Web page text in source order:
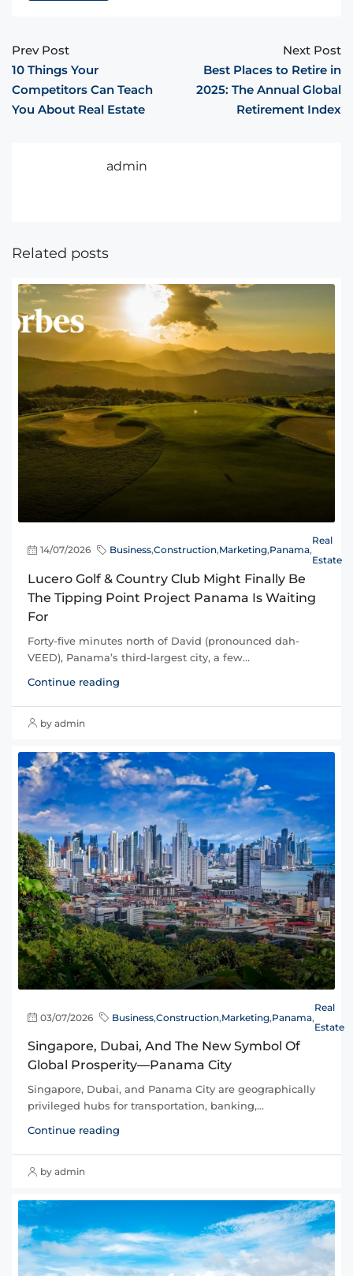
Prev Post
10 Things Your
Competitors Can Teach
You About Real Estate
Next Post
Best Places to Retire in
2025: The Annual Global
Retirement Index
admin
Related posts
14/07/2026 Business,Construction,Marketing,Panama,
Real
Estate
Lucero Golf & Country Club Might Finally Be
The Tipping Point Project Panama Is Waiting
For
Forty-five minutes north of David (pronounced dah-
VEED), Panama’s third-largest city, a few...
Continue reading
by admin
03/07/2026 Business,Construction,Marketing,Panama,
Real
Estate
Singapore, Dubai, And The New Symbol Of
Global Prosperity—Panama City
Singapore, Dubai, and Panama City are geographically
privileged hubs for transportation, banking,...
Continue reading
by admin